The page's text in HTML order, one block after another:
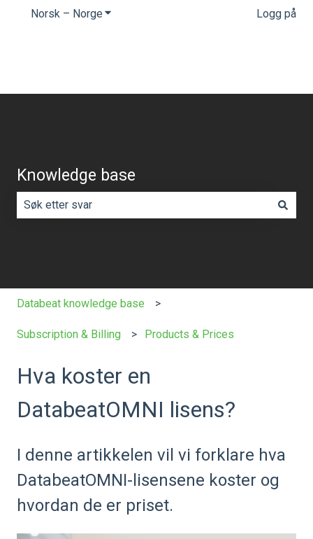
Norsk – Norge Vis undermeny for oversettelserLogg på
Knowledge base
Databeat knowledge base
Subscription & Billing Products & Prices
Hva koster en
DatabeatOMNI lisens?
I denne artikkelen vil vi forklare hva
DatabeatOMNI-lisensene koster og
hvordan de er priset.